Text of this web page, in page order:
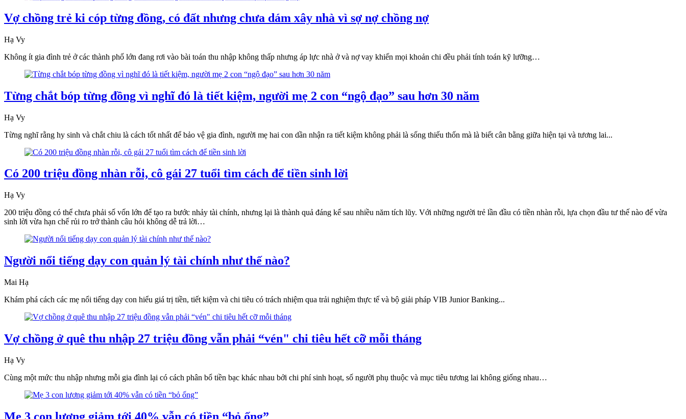
Vợ chồng trẻ ki cóp từng đồng, có đất nhưng chưa dám xây nhà vì sợ nợ chồng nợ
Hạ Vy
Không ít gia đình trẻ ở các thành phố lớn đang rơi vào bài toán thu nhập không thấp nhưng áp lực nhà ở và nợ vay khiến mọi khoản chi đều phải tính toán kỹ lưỡng…
Từng chắt bóp từng đồng vì nghĩ đó là tiết kiệm, người mẹ 2 con “ngộ đạo” sau hơn 30 năm
Hạ Vy
Từng nghĩ rằng hy sinh và chắt chiu là cách tốt nhất để bảo vệ gia đình, người mẹ hai con dần nhận ra tiết kiệm không phải là sống thiếu thốn mà là biết cân bằng giữa hiện tại và tương lai...
Có 200 triệu đồng nhàn rỗi, cô gái 27 tuổi tìm cách để tiền sinh lời
Hạ Vy
200 triệu đồng có thể chưa phải số vốn lớn để tạo ra bước nhảy tài chính, nhưng lại là thành quả đáng kể sau nhiều năm tích lũy. Với những người trẻ lần đầu có tiền nhàn rỗi, lựa chọn đầu tư thế nào để vừa
sinh lời vừa hạn chế rủi ro trở thành câu hỏi không dễ trả lời…
Người nổi tiếng dạy con quản lý tài chính như thế nào?
Mai Hạ
Khám phá cách các mẹ nổi tiếng dạy con hiểu giá trị tiền, tiết kiệm và chi tiêu có trách nhiệm qua trải nghiệm thực tế và bộ giải pháp VIB Junior Banking...
Vợ chồng ở quê thu nhập 27 triệu đồng vẫn phải “vén" chi tiêu hết cỡ mỗi tháng
Hạ Vy
Cùng một mức thu nhập nhưng mỗi gia đình lại có cách phân bổ tiền bạc khác nhau bởi chi phí sinh hoạt, số người phụ thuộc và mục tiêu tương lai không giống nhau…